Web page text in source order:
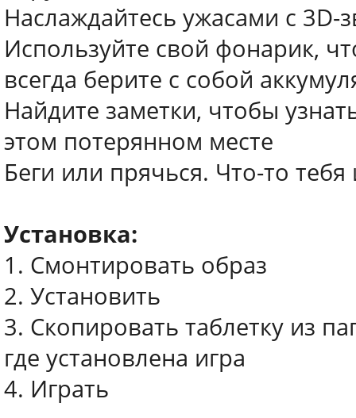
Наслаждайтесь ужасами с 3D-
Используйте свой фонарик,
всегда берите с собой
Найдите заметки, чтобы
этом потерянном месте
Беги или прячься. Что-то
Установка:
1. Смонтировать образ
2. Установить
3. Скопировать таблетку из
где установлена игра
4. Играть